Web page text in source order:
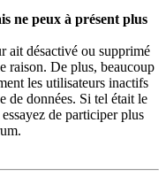
ne peux à présent plus
ait désactivé ou supprimé
raison. De plus, beaucoup
les utilisateurs inactifs
de données. Si tel était le
de participer plus